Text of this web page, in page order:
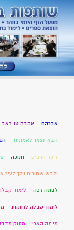
אברהם אהבה טו באב
הבא עצמך לאמונתך
זיכוי הרבים חנוכה
ילבש שחורים וילך לעיר
לבונה זכה לימוד
לימוד קבלה לרווקות
מי זה הארי מתוק